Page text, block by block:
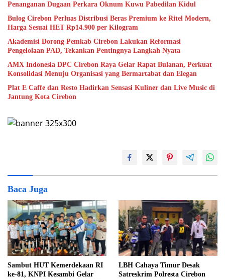
Penanganan Dugaan Perkara Oknum Kuwu Pabedilan Kidul
Bulog Cirebon Perluas Distribusi Beras Premium ke Ritel Modern,
Harga Sesuai HET Rp14.900 per Kilogram
Akademisi Dorong Pemkab Cirebon Lakukan Reformasi
Pengelolaan PAD, Tekankan Pentingnya Langkah Nyata
AMX Indonesia DPC Cirebon Raya Gelar Rapat Bulanan, Perkuat
Konsolidasi Menuju Organisasi yang Bermartabat dan Elegan
Plat E Caffe dan Resto Hadirkan Sensasi Kuliner dan Live Music di
Jantung Kota Cirebon
Baca Juga
Sambut HUT Kemerdekaan RI
ke-81, KNPI Kesambi Gelar
LBH Cahaya Timur Desak
Satreskrim Polresta Cirebon